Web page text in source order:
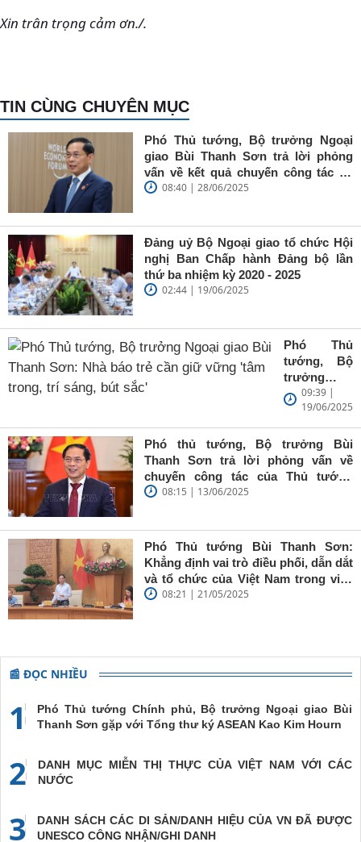
Xin trân trọng cảm ơn./.
TIN CÙNG CHUYÊN MỤC
Phó Thủ tướng, Bộ trưởng Ngoại
giao Bùi Thanh Sơn trả lời phỏng
vấn về kết quả chuyến công tác tại
Trung Quốc của Thủ tướng Chính
08:40 | 28/06/2025
Đảng uỷ Bộ Ngoại giao tổ chức Hội
nghị Ban Chấp hành Đảng bộ lần
thứ ba nhiệm kỳ 2020 - 2025
02:44 | 19/06/2025
Phó Thủ
tướng, Bộ
trưởng
Ngoại giao
Bùi Thanh
Sơn: Nhà
báo trẻ cần
giữ vững
'tâm trong,
09:39 |
19/06/2025
Phó thủ tướng, Bộ trưởng Bùi
Thanh Sơn trả lời phỏng vấn về
chuyến công tác của Thủ tướng
Chính phủ đến Estonia, Pháp và
08:15 | 13/06/2025
Phó Thủ tướng Bùi Thanh Sơn:
Khẳng định vai trò điều phối, dẫn dắt
và tổ chức của Việt Nam trong việc
đề cao chủ nghĩa đa phương, đoàn
08:21 | 21/05/2025
📰 ĐỌC NHIỀU
1
Phó Thủ tướng Chính phủ, Bộ trưởng Ngoại giao Bùi
Thanh Sơn gặp với Tổng thư ký ASEAN Kao Kim Hourn
2
DANH MỤC MIỄN THỊ THỰC CỦA VIỆT NAM VỚI CÁC
NƯỚC
3
DANH SÁCH CÁC DI SẢN/DANH HIỆU CỦA VN ĐÃ ĐƯỢC
UNESCO CÔNG NHẬN/GHI DANH